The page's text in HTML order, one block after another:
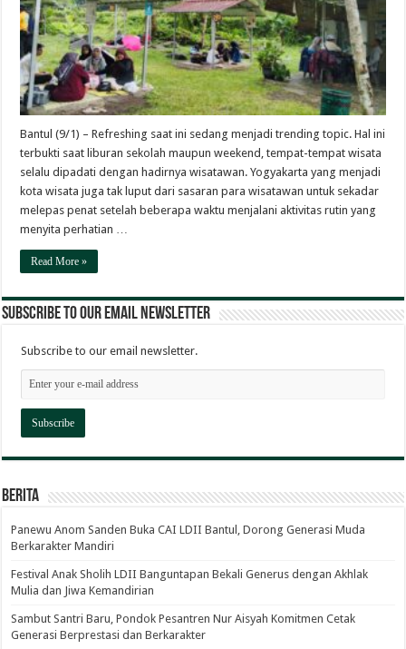
Bantul (9/1) – Refreshing saat ini sedang menjadi trending topic. Hal ini
terbukti saat liburan sekolah maupun weekend, tempat-tempat wisata
selalu dipadati dengan hadirnya wisatawan. Yogyakarta yang menjadi
kota wisata juga tak luput dari sasaran para wisatawan untuk sekadar
melepas penat setelah beberapa waktu menjalani aktivitas rutin yang
menyita perhatian …
Read More »
Subscribe to our email newsletter
Subscribe to our email newsletter.
Berita
Panewu Anom Sanden Buka CAI LDII Bantul, Dorong Generasi Muda
Berkarakter Mandiri
Festival Anak Sholih LDII Banguntapan Bekali Generus dengan Akhlak
Mulia dan Jiwa Kemandirian
Sambut Santri Baru, Pondok Pesantren Nur Aisyah Komitmen Cetak
Generasi Berprestasi dan Berkarakter